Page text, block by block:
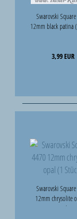
Swarovski
12mm black patina
3,99 EUR
Swarovski
12mm chrysolite
Stück)